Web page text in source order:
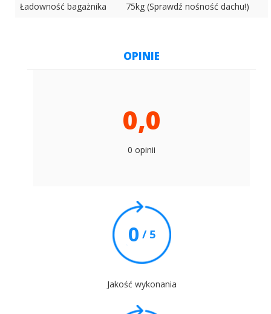
Ładowność bagażnika
75kg (Sprawdź nośność dachu!)
OPINIE
0,0
0 opinii
0 / 5
Jakość wykonania